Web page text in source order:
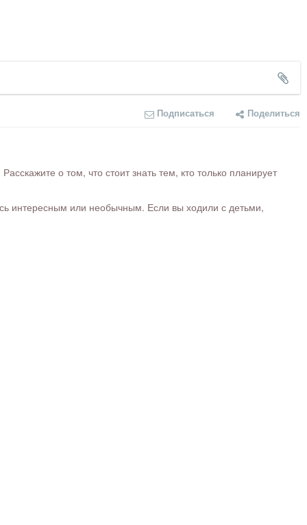
Подписаться Поделиться
о том, что стоит знать тем, кто только планирует
интересным или необычным. Если вы ходили с детьми,